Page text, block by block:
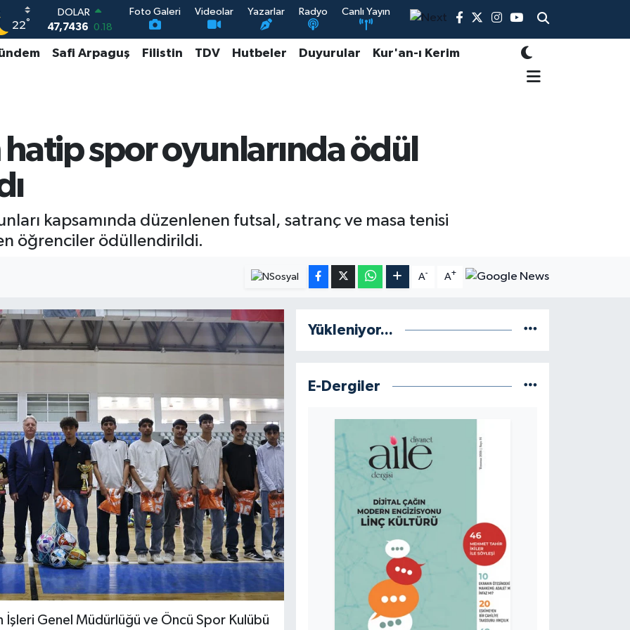
22°
DOLAR
47,7436 0.18
EURO
55,2510 0.32
13.779
-14
Foto Galeri Videolar Yazarlar Radyo Canlı Yayın
Safi Arpaguş Filistin TDV Hutbeler Duyurular Kur'an-ı Kerim
hatip spor oyunlarında ödül
kapsamında düzenlenen futsal, satranç ve masa tenisi
öğrenciler ödüllendirildi.
A- A+
İşleri Genel Müdürlüğü ve Öncü Spor Kulübü
Yükleniyor...
E-Dergiler